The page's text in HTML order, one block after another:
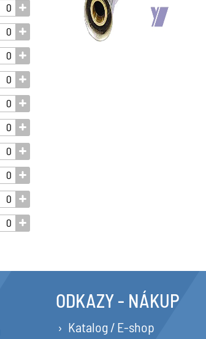
ODKAZY - NÁKUP
Katalog / E-shop